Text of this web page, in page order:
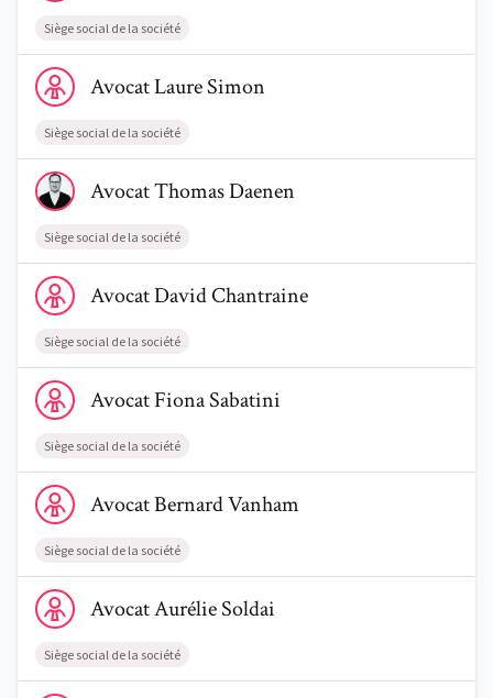
Siège social de la société
Voir le profil de AvocatLaure Simon
AvocatLaureSimon
Siège social de la société
Voir le profil de AvocatThomas Daenen
AvocatThomasDaenen
Siège social de la société
Voir le profil de AvocatDavid Chantraine
AvocatDavidChantraine
Siège social de la société
Voir le profil de AvocatFiona Sabatini
AvocatFionaSabatini
Siège social de la société
Voir le profil de AvocatBernard Vanham
AvocatBernardVanham
Siège social de la société
Voir le profil de AvocatAurélie Soldai
AvocatAurélieSoldai
Siège social de la société
Voir le profil de AvocatAlexandre Mignon